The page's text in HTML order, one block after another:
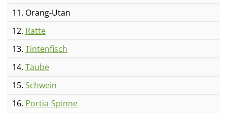
11. Orang-Utan
12. Ratte
13. Tintenfisch
14. Taube
15. Schwein
16. Portia-Spinne